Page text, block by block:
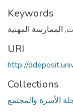
Keywords
, الممارسة المهنية
URI
http://
Collections
الأسرة والمجتمع